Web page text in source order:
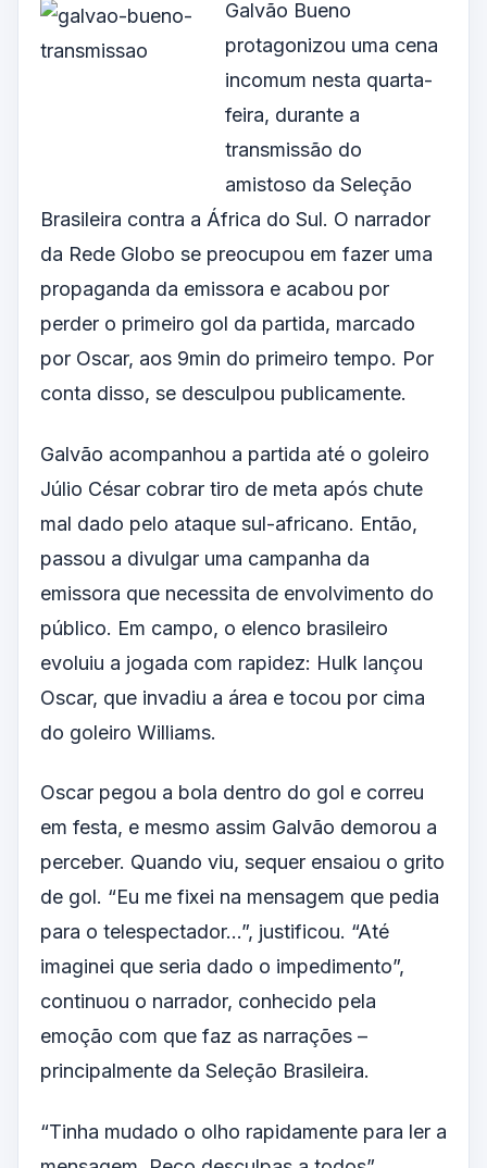
Galvão Bueno
protagonizou uma cena
incomum nesta quarta-
feira, durante a
transmissão do
amistoso da Seleção
Brasileira contra a África do Sul. O narrador
da Rede Globo se preocupou em fazer uma
propaganda da emissora e acabou por
perder o primeiro gol da partida, marcado
por Oscar, aos 9min do primeiro tempo. Por
conta disso, se desculpou publicamente.
Galvão acompanhou a partida até o goleiro
Júlio César cobrar tiro de meta após chute
mal dado pelo ataque sul-africano. Então,
passou a divulgar uma campanha da
emissora que necessita de envolvimento do
público. Em campo, o elenco brasileiro
evoluiu a jogada com rapidez: Hulk lançou
Oscar, que invadiu a área e tocou por cima
do goleiro Williams.
Oscar pegou a bola dentro do gol e correu
em festa, e mesmo assim Galvão demorou a
perceber. Quando viu, sequer ensaiou o grito
de gol. “Eu me fixei na mensagem que pedia
para o telespectador…”, justificou. “Até
imaginei que seria dado o impedimento”,
continuou o narrador, conhecido pela
emoção com que faz as narrações –
principalmente da Seleção Brasileira.
“Tinha mudado o olho rapidamente para ler a